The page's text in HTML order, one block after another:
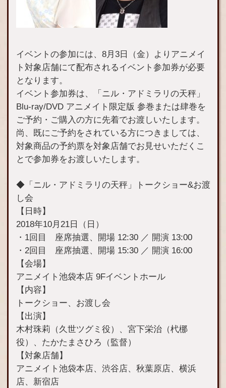
イベントの参加には、8月3日（金）よりアニメイ
ト対象店舗にて配布されるイベント参加券が必要
となります。
イベント参加券は、「ニル・アドミラリの天秤」
Blu-ray/DVD アニメイト限定版 参巻または肆巻を
ご予約・ご購入の方に先着でお渡しいたします。
尚、既にご予約をされている方につきましては、
対象商品の予約票を対象店舗でお見せいただくこ
とで参加券をお渡しいたします。
◆「ニル・アドミラリの天秤」トークショー&お渡
し会
【日時】
2018年10月21日（日）
・1回目 座席抽選、開場 12:30 ／ 開演 13:00
・2回目 座席抽選、開場 15:30 ／ 開演 16:00
【会場】
アニメイト池袋本店 9Fイベントホール
【内容】
トークショー、お渡し会
【出演】
木村珠莉（久世ツグミ役）、宮下栄治（杙梛
役）、たかたまさひろ（監督）
【対象店舗】
アニメイト池袋本店、渋谷店、秋葉原店、横浜
店、新宿店